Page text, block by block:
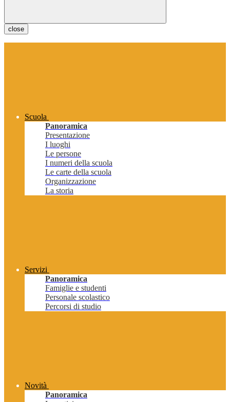
close
Scuola
Panoramica
Presentazione
I luoghi
Le persone
I numeri della scuola
Le carte della scuola
Organizzazione
La storia
Servizi
Panoramica
Famiglie e studenti
Personale scolastico
Percorsi di studio
Novità
Panoramica